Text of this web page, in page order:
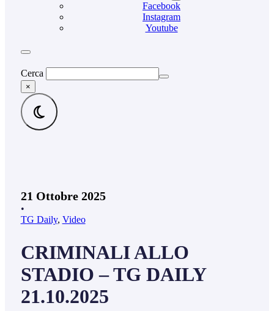
Facebook
Instagram
Youtube
Cerca
×
21 Ottobre 2025
•
TG Daily, Video
CRIMINALI ALLO
STADIO – TG DAILY
21.10.2025